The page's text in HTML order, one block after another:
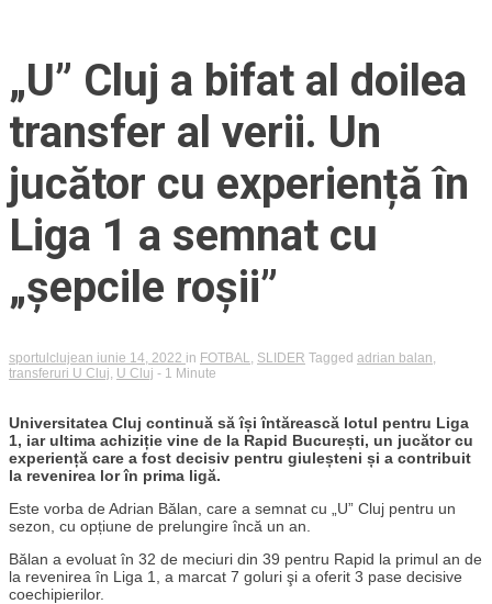
„U” Cluj a bifat al doilea
transfer al verii. Un
jucător cu experiență în
Liga 1 a semnat cu
„șepcile roșii”
sportulclujean iunie 14, 2022 in FOTBAL SLIDER Tagged adrian balan
transferuri U Cluj U Cluj - 1 Minute
Universitatea Cluj continuă să își întărească lotul pentru Liga
1, iar ultima achiziție vine de la Rapid București, un jucător cu
experiență care a fost decisiv pentru giuleșteni și a contribuit
la revenirea lor în prima ligă.
Este vorba de Adrian Bălan, care a semnat cu „U” Cluj pentru un
sezon, cu opțiune de prelungire încă un an.
Bălan a evoluat în 32 de meciuri din 39 pentru Rapid la primul an de
la revenirea în Liga 1, a marcat 7 goluri şi a oferit 3 pase decisive
coechipierilor.